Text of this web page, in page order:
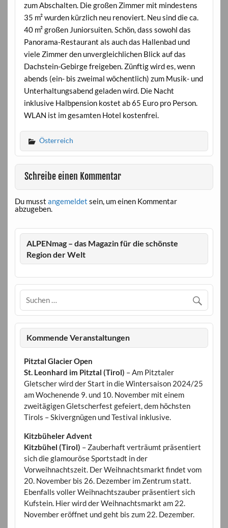
zum Abschalten. Die großen Zimmer mit mindestens
35 m² wurden kürzlich neu renoviert. Neu sind die ca.
40 m² großen Juniorsuiten. Schön, dass sowohl das
Panorama-Restaurant als auch das Hallenbad und
viele Zimmer den unvergleichlichen Blick auf das
Dachstein-Gebirge freigeben. Zünftig wird es, wenn
abends (ein- bis zweimal wöchentlich) zum Musik- und
Unterhaltungsabend geladen wird. Die Nacht
inklusive Halbpension kostet ab 65 Euro pro Person.
WLAN ist im gesamten Hotel kostenfrei.
Österreich
Schreibe einen Kommentar
Du musst angemeldet sein, um einen Kommentar
abzugeben.
ALPENmag – das Magazin für die schönste
Region der Welt
Kommende Veranstaltungen
Pitztal Glacier Open
St. Leonhard im Pitztal (Tirol) – Am Pitztaler
Gletscher wird der Start in die Wintersaison 2024/25
am Wochenende 9. und 10. November mit einem
zweitägigen Gletscherfest gefeiert, dem höchsten
Tirols – Skivergnügen und Testival inklusive.
Kitzbüheler Advent
Kitzbühel (Tirol) – Zauberhaft verträumt präsentiert
sich die glamouröse Sportstadt in der
Vorweihnachtszeit. Der Weihnachtsmarkt findet vom
20. November bis 26. Dezember im Zentrum statt.
Ebenfalls voller Weihnachtszauber präsentiert sich
Kufstein. Hier wird der Weihnachtsmarkt am 22.
November eröffnet und geht bis zum 22. Dezember.